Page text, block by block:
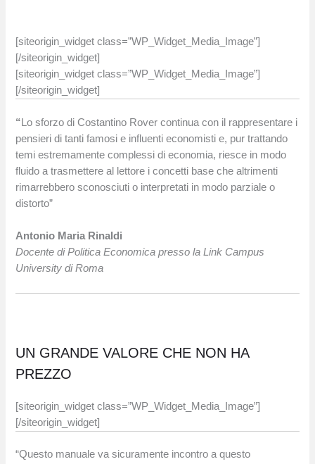
[siteorigin_widget class=”WP_Widget_Media_Image”]
[/siteorigin_widget]
[siteorigin_widget class=”WP_Widget_Media_Image”]
[/siteorigin_widget]
“Lo sforzo di Costantino Rover continua con il rappresentare i
pensieri di tanti famosi e influenti economisti e, pur trattando
temi estremamente complessi di economia, riesce in modo
fluido a trasmettere al lettore i concetti base che altrimenti
rimarrebbero sconosciuti o interpretati in modo parziale o
distorto”
Antonio Maria Rinaldi
Docente di Politica Economica presso la Link Campus
University di Roma
UN GRANDE VALORE CHE NON HA
PREZZO
[siteorigin_widget class=”WP_Widget_Media_Image”]
[/siteorigin_widget]
“Questo manuale va sicuramente incontro a questo